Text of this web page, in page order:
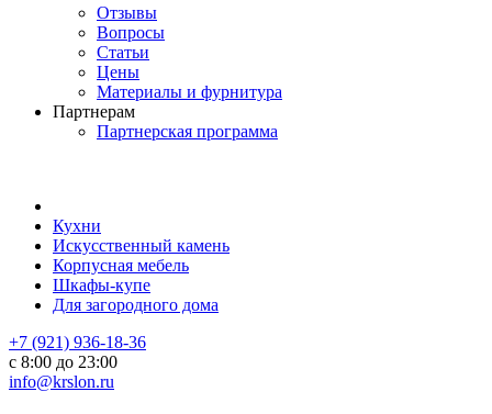
Отзывы
Вопросы
Статьи
Цены
Материалы и фурнитура
Партнерам
Партнерская программа
Кухни
Искусственный камень
Корпусная мебель
Шкафы-купе
Для загородного дома
+7 (921) 936-18-36
с 8:00 до 23:00
info@krslon.ru